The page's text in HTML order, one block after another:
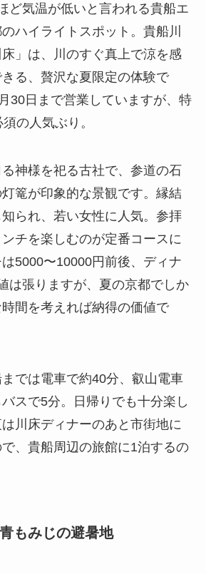
ど気温が低いと言われる貴船エ
ハイライトスポット。貴船川
」は、川のすぐ真上で涼を感
る、贅沢な夏限定の体験で
30日まで営業していますが、特
の人気ぶり。
神様を祀る古社で、参道の石
篭が印象的な景観です。縁結
られ、若い女性に人気。参拝
チを楽しむのが定番コースに
5000〜10000円前後、ディナ
は張りますが、夏の京都でしか
間を考えれば納得の価値で
では電車で約40分、叡山電車
バスで5分。日帰りでも十分楽し
川床ディナーのあと市街地に
、貴船周辺の旅館に1泊するの
もみじの避暑地